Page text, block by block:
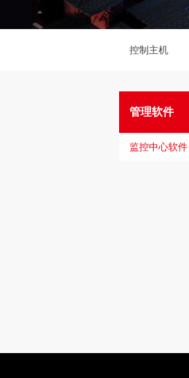
控制主机
管理软件
监控中心软件